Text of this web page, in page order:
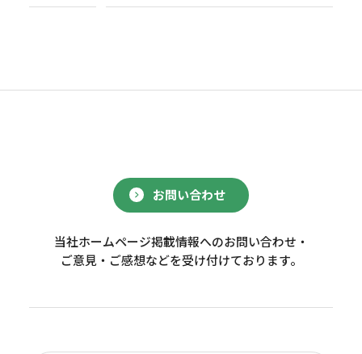
お問い合わせ
当社ホームページ掲載情報へのお問い合わせ・
ご意見・ご感想などを受け付けております。